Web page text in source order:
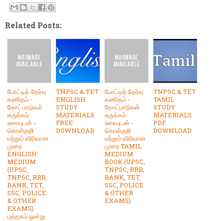
Related Posts:
போட்டித் தேர்வு
கணிதம் -
கோட்பாடுகள்
சுருக்கம்
உரையுடன் -
கொள்குறி
மற்றும் விரிவான
முறை
ENGLISH
MEDIUM
(UPSC,
TNPSC, RRB,
BANK, TET,
SSC, POLICE
& OTHER
EXAMS)
புத்தகம் ஒன்று
TNPSC & TET
ENGLISH
STUDY
MATERIALS
FREE
DOWNLOAD
போட்டித் தேர்வு
கணிதம் -
கோட்பாடுகள்
சுருக்கம்
உரையுடன் -
கொள்குறி
மற்றும் விரிவான
முறை TAMIL
MEDIUM
BOOK (UPSC,
TNPSC, RRB,
BANK, TET,
SSC, POLICE
& OTHER
EXAMS)
TNPSC & TET
TAMIL
STUDY
MATERIALS
PDF
DOWNLOAD